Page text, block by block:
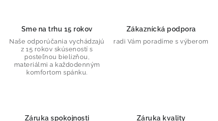
Sme na trhu 15 rokov
Naše odporúčania vychádzajú
z 15 rokov skúseností s
posteľnou bielizňou,
materiálmi a každodenným
komfortom spánku.
Zákaznícká podpora
radi Vám poradíme s výberom
Záruka spokojnosti Záruka kvality